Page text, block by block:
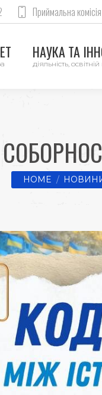
Приймальна
НАУКА ТА
діяльність,
You are here:
HOME